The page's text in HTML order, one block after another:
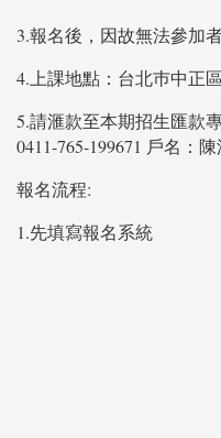
3.報名後，因故無法參加
4.上課地點：台北巿中正
5.請滙款至本期招生匯款
0411-765-199671 戶名：
報名流程:
1.先填寫報名系統